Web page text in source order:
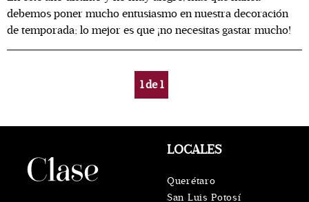
debemos poner mucho entusiasmo en nuestra decoración
de temporada; lo mejor es que ¡no necesitas gastar mucho!
1de1
LOCALES
Querétaro
San Luis Potosí